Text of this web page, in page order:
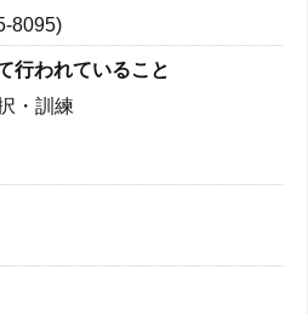
8095)
行われていること
・訓練